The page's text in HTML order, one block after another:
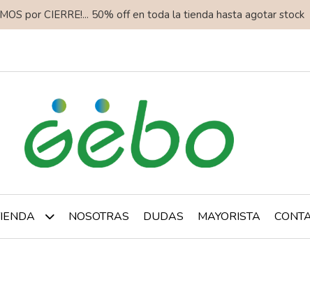
por CIERRE!... 50% off en toda la tienda hasta agotar stock
NOSOTRAS DUDAS MAYORISTA